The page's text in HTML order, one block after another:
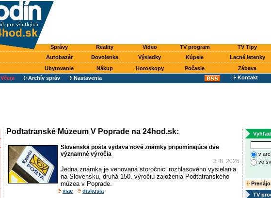
Správy Reality Video TV program TV Tipy
Autobazár Dovolenka Výsledky Kúpele Lacné letenky
Ubytovanie Nákup Horoskopy Počasie Zábava
Včera Archív správ Nastavenia Kontakt
Podtatranské Múzeum V Poprade na 24hod.sk:
Slovenská pošta vydáva nové známky pripomínajúce dve
významné výročia
3. 8. 2026
Jedna známka je venovaná storočnici rozhlasového vysielania
na Slovensku, druhá 150. výročiu založenia Podtatranského
múzea v Poprade.
viac diskusia
v
vo
TV